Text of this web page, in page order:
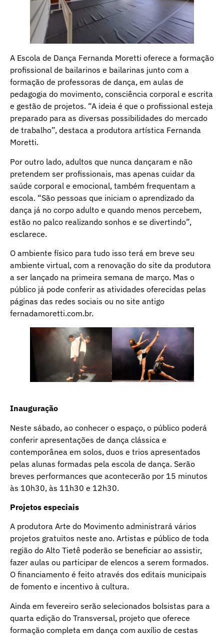
A Escola de Dança Fernanda Moretti oferece a formação
profissional de bailarinos e bailarinas junto com a
formação de professoras de dança, em aulas de
pedagogia do movimento, consciência corporal e escrita
e gestão de projetos. “A ideia é que o profissional esteja
preparado para as diversas possibilidades do mercado
de trabalho”, destaca a produtora artística Fernanda
Moretti.
Por outro lado, adultos que nunca dançaram e não
pretendem ser profissionais, mas apenas cuidar da
saúde corporal e emocional, também frequentam a
escola. “São pessoas que iniciam o aprendizado da
dança já no corpo adulto e quando menos percebem,
estão no palco realizando sonhos e se divertindo”,
esclarece.
O ambiente físico para tudo isso terá em breve seu
ambiente virtual, com a renovação do site da produtora
a ser lançado na primeira semana de março. Mas o
público já pode conferir as atividades oferecidas pelas
páginas das redes sociais ou no site antigo
fernadamoretti.com.br.
Inauguração
Neste sábado, ao conhecer o espaço, o público poderá
conferir apresentações de dança clássica e
contemporânea em solos, duos e trios apresentados
pelas alunas formadas pela escola de dança. Serão
breves performances que acontecerão por 15 minutos
às 10h30, às 11h30 e 12h30.
Projetos especiais
A produtora Arte do Movimento administrará vários
projetos gratuitos neste ano. Artistas e público de toda
região do Alto Tietê poderão se beneficiar ao assistir,
fazer aulas ou participar de elencos a serem formados.
O financiamento é feito através dos editais municipais
de fomento e incentivo à cultura.
Ainda em fevereiro serão selecionados bolsistas para a
quarta edição do Transversal, projeto que oferece
formação completa em dança com auxílio de cestas